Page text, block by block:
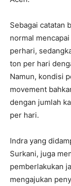
Sebagai catatan
normal
perhari,
ton per hari
Namun, kondisi
movement
dengan jumlah
per hari.
Indra yang
Surkani, juga
pemberlakukan
mengajukan